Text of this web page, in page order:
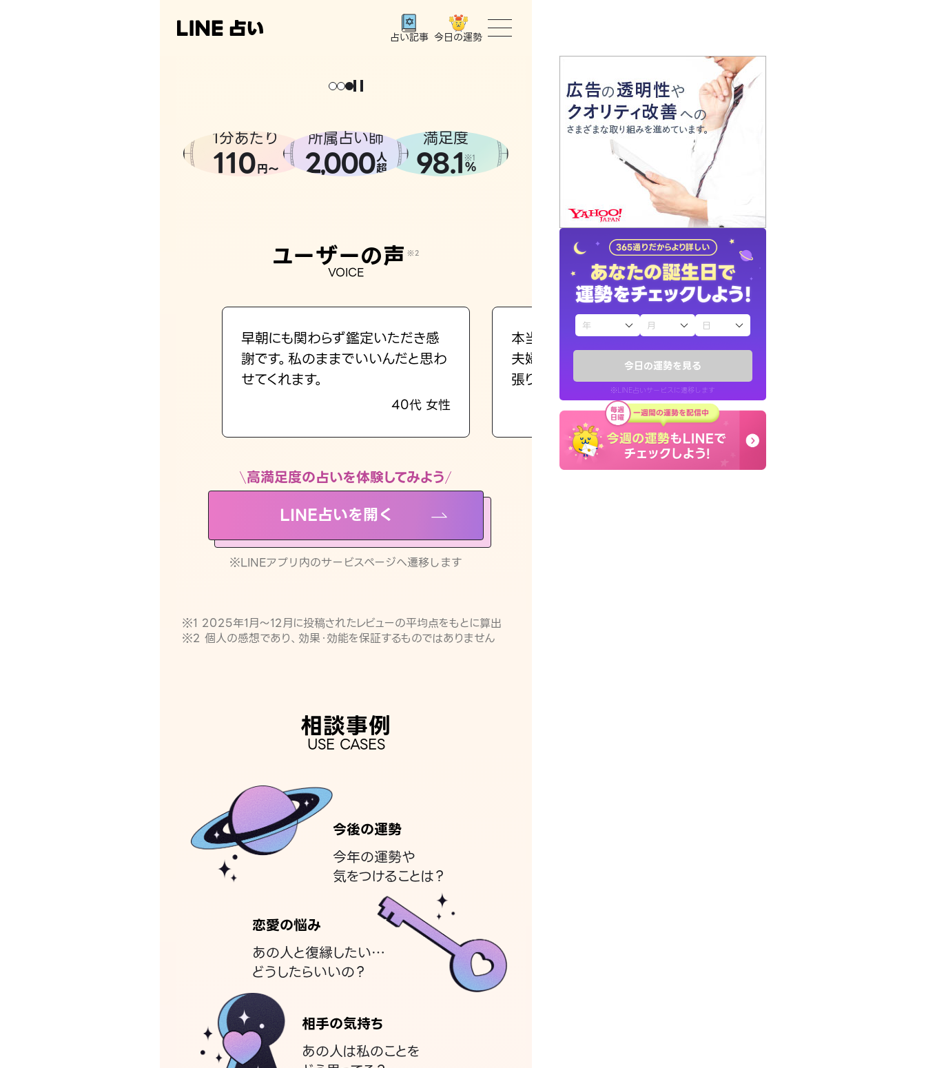
今日の運勢を見る
※LINE占いサービスに遷移します
占い記事 今日の運勢
トップ
ユーザーの声
占いの流れ
おすすめの占い師
よくある質問
えもじの子（占）12星座占い
お知らせ
1分あたり
110円〜
所属占い師
2,000人
超
満足度
98.1 ※1
%
ユーザーの声 ※2
VOICE
早朝にも関わらず鑑定いただき感
謝です。私のままでいいんだと思わ
せてくれます。
40代 女性
本当に相談してよかったです。今は
夫婦で乗り越える時期ですね。頑
張ります！
30代 女性
高満足度の占いを体験してみよう
LINE占いを開く
※LINEアプリ内のサービスページへ遷移します
※1 2025年1月〜12月に投稿されたレビューの平均点をもとに算出
※2 個人の感想であり、効果・効能を保証するものではありません
相談事例
USE CASES
今後の運勢
今年の運勢や
気をつけることは？
恋愛の悩み
あの人と復縁したい…
どうしたらいいの？
相手の気持ち
あの人は私のことを